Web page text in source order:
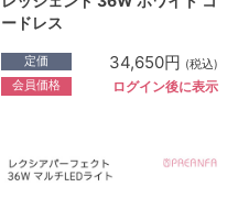
ードレス
定価 34,650円 (税込)
会員価格 ログイン後に表示